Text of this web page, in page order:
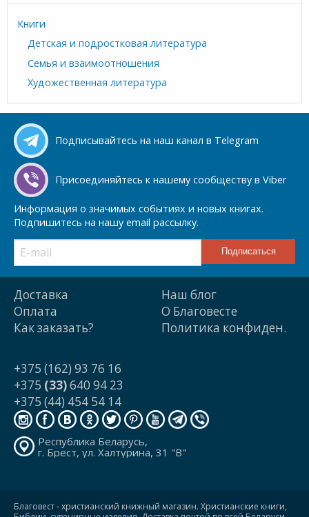
Книги
Детская и подростковая литература
Семья и взаимоотношения
Художественная литература
Подписывайтесь на наш канал в Telegram
Присоединяйтесь к нашему сообществу в Viber
Информация о значимых событиях и новых книгах.
Подпишитесь на нашу email рассылку.
Доставка
Оплата
Как заказать?
Наш блог
О Благовесте
Политика конфиден.
+375 (162) 93 76 16
+375 (33)640 94 23
+375 (44) 454 54 14
Республика Беларусь,
г. Брест, ул. Халтурина, 31 "В"
Благовест - христианский книжный магазин. Христианские книги,